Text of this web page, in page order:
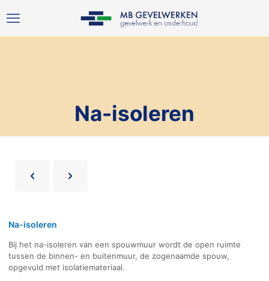
Na-isoleren
Na-isoleren
Bij het na-isoleren van een spouwmuur wordt de open ruimte
tussen de binnen- en buitenmuur, de zogenaamde spouw,
opgevuld met isolatiemateriaal.